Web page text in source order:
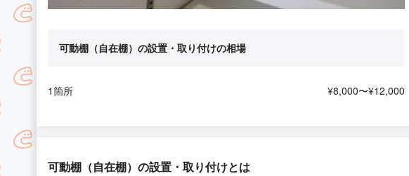
可動棚（自在棚）の設置・取り付けの相場
1箇所 ¥8,000〜¥12,000
可動棚（自在棚）の設置・取り付けとは